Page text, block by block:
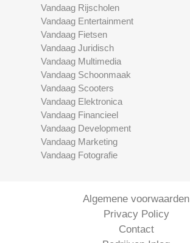
Vandaag Rijscholen
Vandaag Entertainment
Vandaag Fietsen
Vandaag Juridisch
Vandaag Multimedia
Vandaag Schoonmaak
Vandaag Scooters
Vandaag Elektronica
Vandaag Financieel
Vandaag Development
Vandaag Marketing
Vandaag Fotografie
Algemene voorwaarden
Privacy Policy
Contact